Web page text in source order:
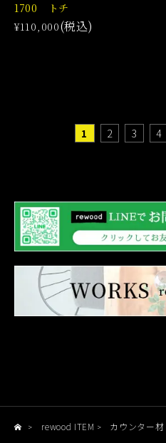
1700 トチ
¥110,000(税込)
1 2 3 4
> rewood ITEM > カウンター材